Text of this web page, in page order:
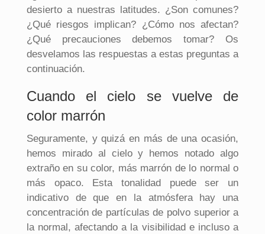
desierto a nuestras latitudes. ¿Son comunes?
¿Qué riesgos implican? ¿Cómo nos afectan?
¿Qué precauciones debemos tomar? Os
desvelamos las respuestas a estas preguntas a
continuación.
Cuando el cielo se vuelve de
color marrón
Seguramente, y quizá en más de una ocasión,
hemos mirado al cielo y hemos notado algo
extraño en su color, más marrón de lo normal o
más opaco. Esta tonalidad puede ser un
indicativo de que en la atmósfera hay una
concentración de partículas de polvo superior a
la normal, afectando a la visibilidad e incluso a